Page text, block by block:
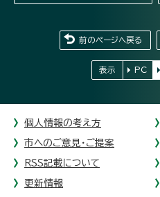
前のページへ戻る
表示 PC
個人情報の考え方
市へのご意見・ご提案
RSS記載について
更新情報